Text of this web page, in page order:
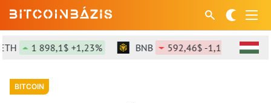
1 898,1$ +1,23% BNB 592,46$ -1,11% SOL
BITCOIN